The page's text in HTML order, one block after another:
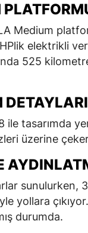
Medium
elektrikli
525
DETAYLARI
ile tasarımda
üzerine
sunulurken,
yollara
durumda.